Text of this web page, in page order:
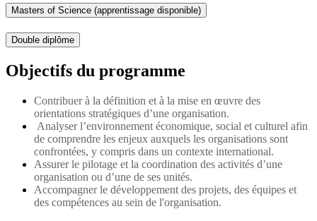
Masters of Science (apprentissage disponible)
Double diplôme
Objectifs du programme
Contribuer à la définition et à la mise en œuvre des
orientations stratégiques d’une organisation.
Analyser l’environnement économique, social et culturel afin
de comprendre les enjeux auxquels les organisations sont
confrontées, y compris dans un contexte international.
Assurer le pilotage et la coordination des activités d’une
organisation ou d’une de ses unités.
Accompagner le développement des projets, des équipes et
des compétences au sein de l'organisation.